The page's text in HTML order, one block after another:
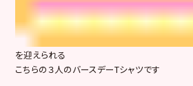
を迎えられる
こちらの３人のバースデーTシャツです